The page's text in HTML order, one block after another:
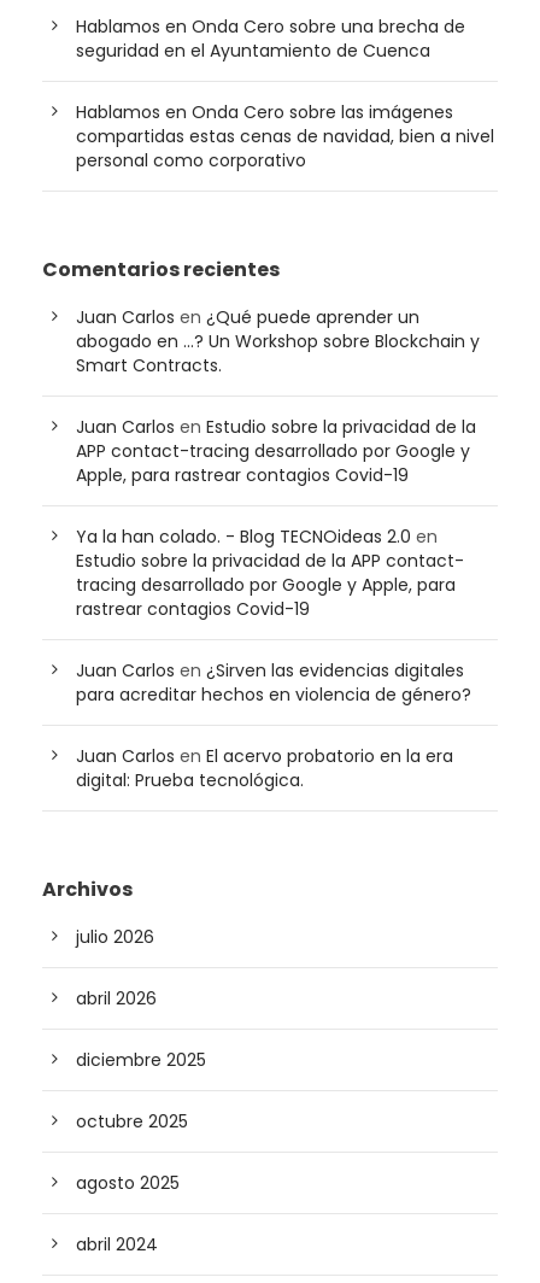
Hablamos en Onda Cero sobre una brecha de
seguridad en el Ayuntamiento de Cuenca
Hablamos en Onda Cero sobre las imágenes
compartidas estas cenas de navidad, bien a nivel
personal como corporativo
Comentarios recientes
Juan Carlos en ¿Qué puede aprender un
abogado en …? Un Workshop sobre Blockchain y
Smart Contracts.
Juan Carlos en Estudio sobre la privacidad de la
APP contact-tracing desarrollado por Google y
Apple, para rastrear contagios Covid-19
Ya la han colado. - Blog TECNOideas 2.0 en
Estudio sobre la privacidad de la APP contact-
tracing desarrollado por Google y Apple, para
rastrear contagios Covid-19
Juan Carlos en ¿Sirven las evidencias digitales
para acreditar hechos en violencia de género?
Juan Carlos en El acervo probatorio en la era
digital: Prueba tecnológica.
Archivos
julio 2026
abril 2026
diciembre 2025
octubre 2025
agosto 2025
abril 2024